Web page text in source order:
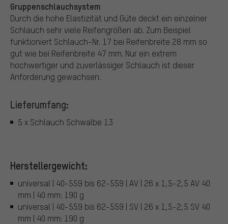
Gruppenschlauchsystem
Durch die hohe Elastizität und Güte deckt ein einzelner
Schlauch sehr viele Reifengrößen ab. Zum Beispiel
funktioniert Schlauch-Nr. 17 bei Reifenbreite 28 mm so
gut wie bei Reifenbreite 47 mm. Nur ein extrem
hochwertiger und zuverlässiger Schlauch ist dieser
Anforderung gewachsen.
Lieferumfang:
5 x Schlauch Schwalbe 13
Herstellergewicht:
universal | 40-559 bis 62-559 | AV | 26 x 1,5-2,5 AV 40
mm | 40 mm: 190 g
universal | 40-559 bis 62-559 | SV | 26 x 1,5-2,5 SV 40
mm | 40 mm: 190 g